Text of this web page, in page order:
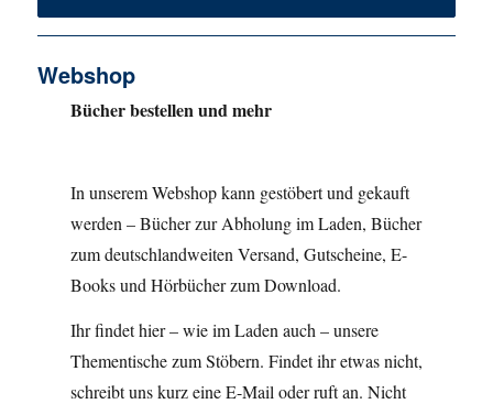
Webshop
Bücher bestellen und mehr
In unserem Webshop kann gestöbert und gekauft
werden – Bücher zur Abholung im Laden, Bücher
zum deutschlandweiten Versand, Gutscheine, E-
Books und Hörbücher zum Download.
Ihr findet hier – wie im Laden auch – unsere
Thementische zum Stöbern. Findet ihr etwas nicht,
schreibt uns kurz eine E-Mail oder ruft an. Nicht